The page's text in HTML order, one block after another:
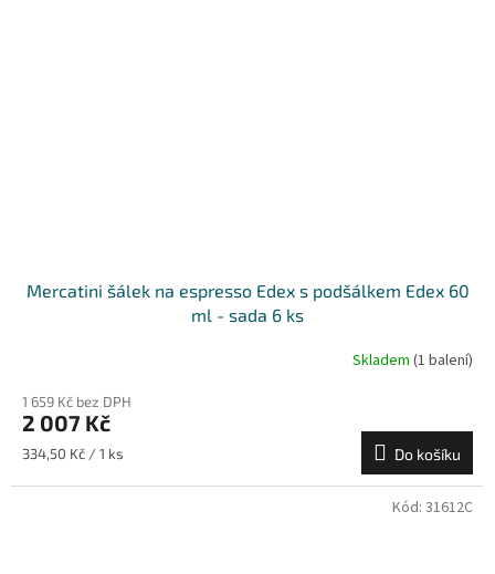
Mercatini šálek na espresso Edex s podšálkem Edex 60
ml - sada 6 ks
Skladem (1 balení)
1 659 Kč bez DPH
2 007 Kč
Měrná
334,50 Kč / 1 ks Do košíku
Kód: 31612C